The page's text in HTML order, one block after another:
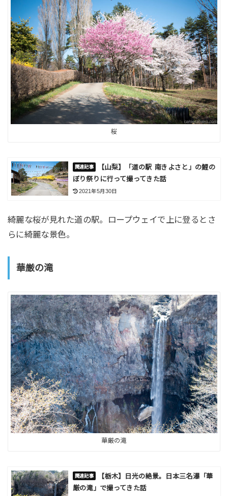
桜
【山梨】「道の駅 南きよさと」の鯉の
ぼり祭りに行って撮ってきた話
2021年5月30日
綺麗な桜が見れた道の駅。ロープウェイで上に登るとさ
らに綺麗な景色。
華厳の滝
華厳の滝
【栃木】日光の絶景。日本三名瀑「華
厳の滝」で撮ってきた話